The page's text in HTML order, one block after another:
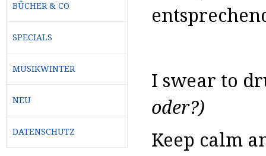
I swear to
oder?)
Keep calm
BÜCHER & CO
SPECIALS
MUSIKWINTER
NEU
DATENSCHUTZ